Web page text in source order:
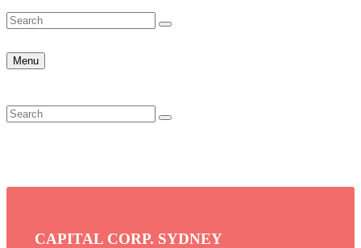
Menu
CAPITAL CORP. SYDNEY